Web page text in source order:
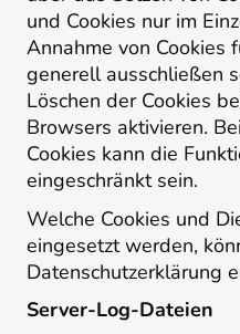
und Cookies nur im
Annahme von Cookies
generell ausschließen
Löschen der Cookies
Browsers aktivieren.
Cookies kann die
eingeschränkt sein.
Welche Cookies und
eingesetzt werden,
Datenschutzerklärung
Server-Log-Dateien